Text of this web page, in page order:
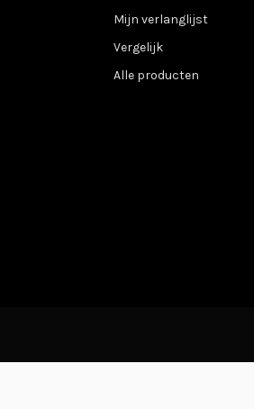
Mijn verlanglijst
Vergelijk
Alle producten